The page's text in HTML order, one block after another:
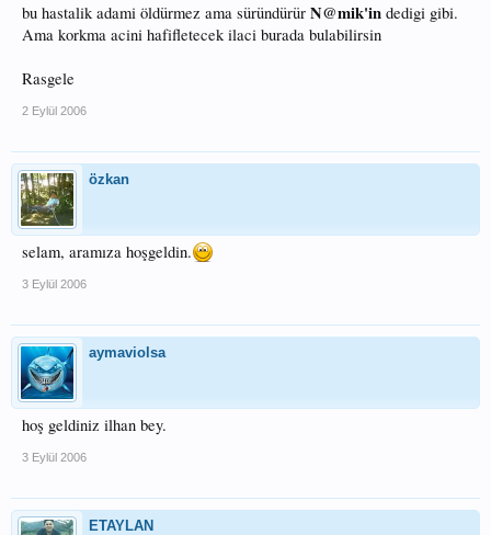
bu hastalik adami öldürmez ama süründürür N@mik'in dedigi gibi.
Ama korkma acini hafifletecek ilaci burada bulabilirsin
Rasgele
2 Eylül 2006
özkan
selam, aramıza hoşgeldin.
3 Eylül 2006
aymaviolsa
hoş geldiniz ilhan bey.
3 Eylül 2006
ETAYLAN